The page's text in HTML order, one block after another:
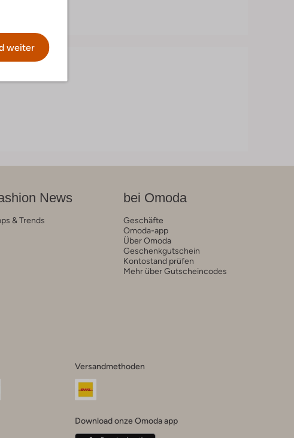
weiter
News
& Trends
bei Omoda
Geschäfte
Omoda-app
Über Omoda
Geschenkgutschein
Kontostand prüfen
Mehr über Gutscheincodes
Versandmethoden
Download onze Omoda app